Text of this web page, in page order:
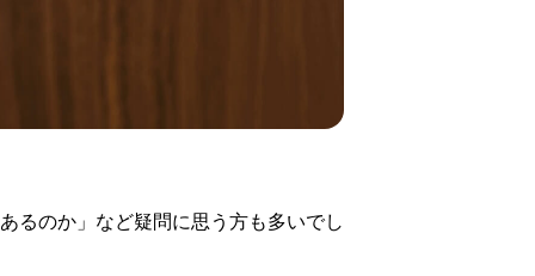
るのか」など疑問に思う方も多いでし